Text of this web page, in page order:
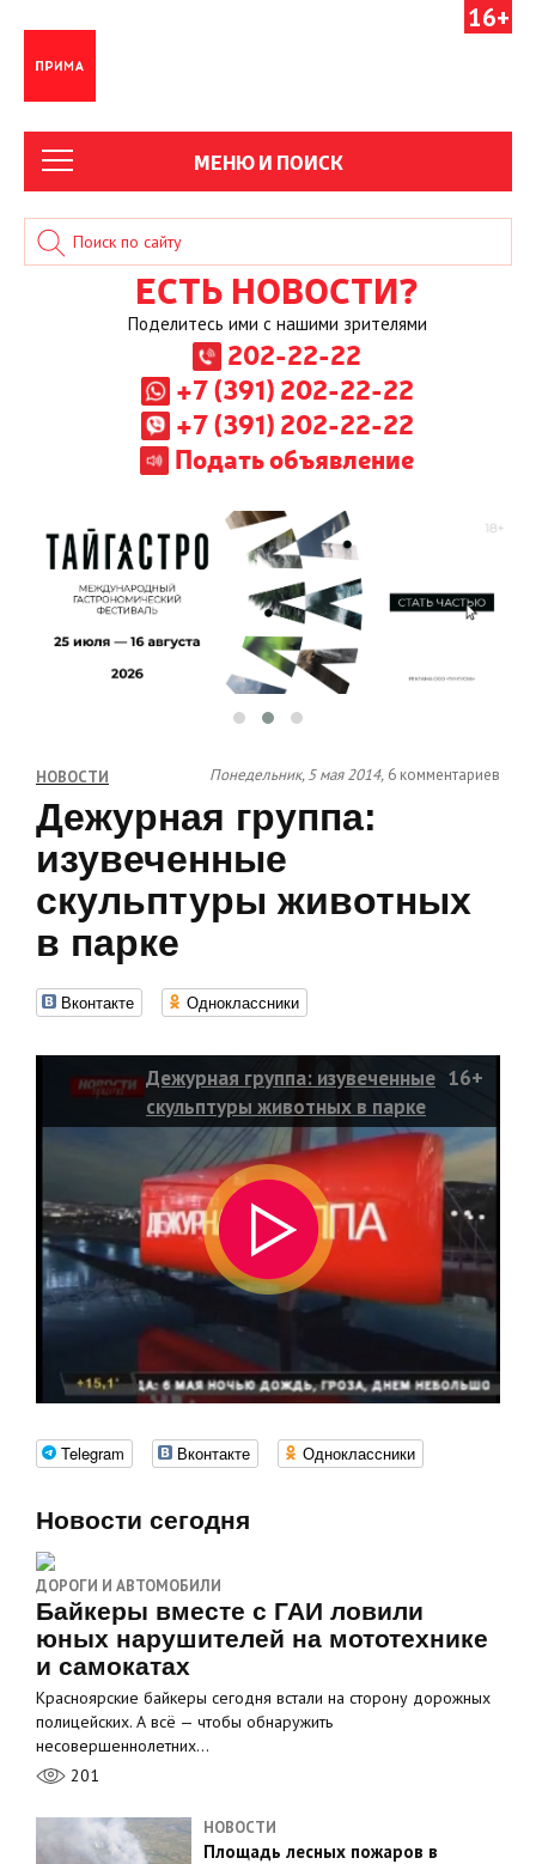
16+
МЕНЮ И ПОИСК
ЕСТЬ НОВОСТИ?
Поделитесь ими с нашими зрителями
202-22-22
+7 (391) 202-22-22
+7 (391) 202-22-22
Подать объявление
НОВОСТИ Понедельник, 5 мая 2014, 6 комментариев
Дежурная группа:
изувеченные
скульптуры животных
в парке
Вконтакте Одноклассники
Дежурная группа: изувеченные
скульптуры животных в парке
16+
Telegram Вконтакте Одноклассники
Новости сегодня
ДОРОГИ И АВТОМОБИЛИ
Байкеры вместе с ГАИ ловили
юных нарушителей на мототехнике
и самокатах
Красноярские байкеры сегодня встали на сторону дорожных
полицейских. А всё — чтобы обнаружить
несовершеннолетних…
201
НОВОСТИ
Площадь лесных пожаров в